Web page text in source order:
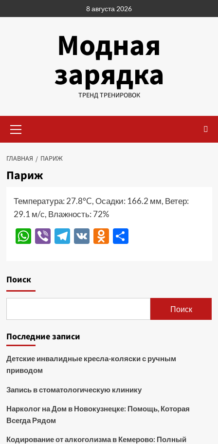
к
8 августа 2026
Модная
зарядка
ТРЕНД ТРЕНИРОВОК
меню
ГЛАВНАЯ ПАРИЖ
Париж
Температура: 27.8°C, Осадки: 166.2 мм, Ветер:
29.1 м/с, Влажность: 72%
WhatsApp
ViberTelegram
VKOdnoklassniki
Отправить
Поиск
Поиск
Последние записи
Детские инвалидные кресла-коляски с ручным
приводом
Запись в стоматологическую клинику
Нарколог на Дом в Новокузнецке: Помощь, Которая
Всегда Рядом
Кодирование от алкоголизма в Кемерово: Полный